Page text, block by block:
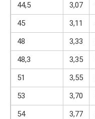
44,5
3,07
45
3,11
48
3,33
48,3
3,35
51
3,55
53
3,70
54
3,77